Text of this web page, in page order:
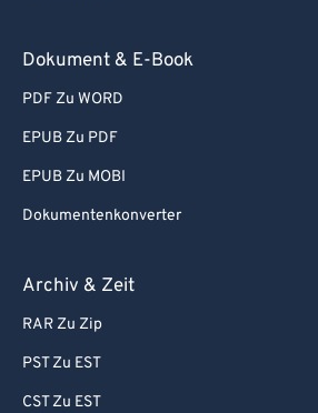
Dokument & E-Book
PDF Zu WORD
EPUB Zu PDF
EPUB Zu MOBI
Dokumentenkonverter
Archiv & Zeit
RAR Zu Zip
PST Zu EST
CST Zu EST